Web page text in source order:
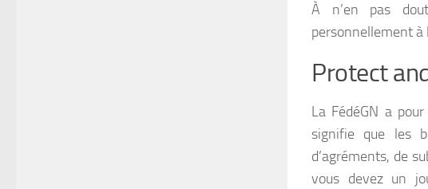
À n’en pas
personnellement à
Protect
La FédéGN a
signifie que les
d’agréments, de
vous devez un